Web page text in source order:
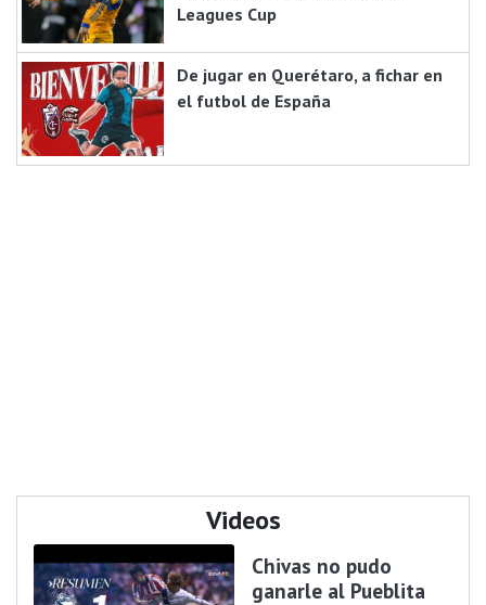
Leagues Cup
De jugar en Querétaro, a fichar en
el futbol de España
Videos
Chivas no pudo
ganarle al Pueblita